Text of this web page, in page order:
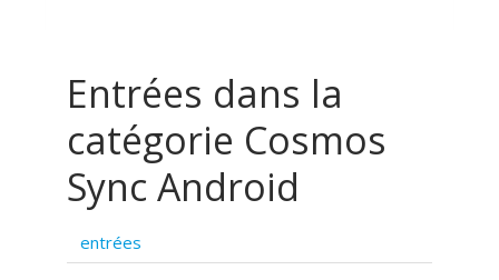
Entrées dans la
catégorie Cosmos
Sync Android
entrées